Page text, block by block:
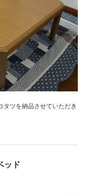
ツを納品させていただき
ッド